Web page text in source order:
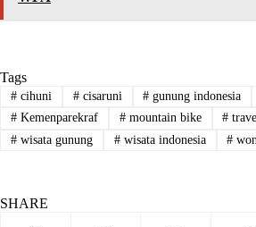
Tags
#cihuni #cisaruni # gunung indonesia
#Kemenparekraf #mountain bike #
#wisata gunung #wisata indonesia #
SHARE